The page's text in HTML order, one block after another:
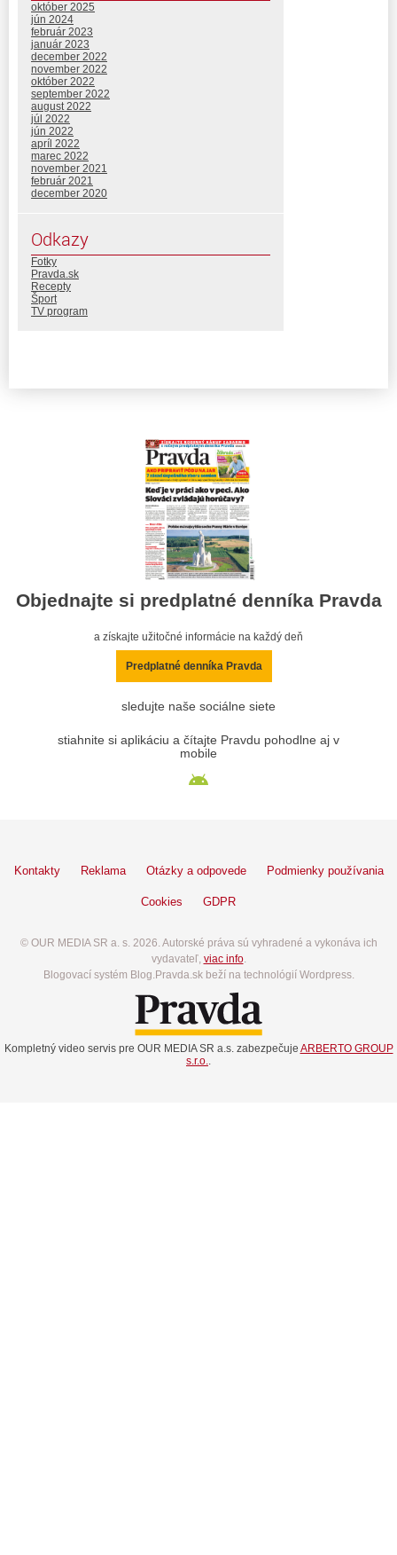
október 2025
jún 2024
február 2023
január 2023
december 2022
november 2022
október 2022
september 2022
august 2022
júl 2022
jún 2022
apríl 2022
marec 2022
november 2021
február 2021
december 2020
Odkazy
Fotky
Pravda.sk
Recepty
Šport
TV program
Objednajte si predplatné denníka Pravda
a získajte užitočné informácie na každý deň
Predplatné denníka Pravda
sledujte naše sociálne siete
stiahnite si aplikáciu a čítajte Pravdu pohodlne aj v
mobile
Kontakty Reklama Otázky a odpovede Podmienky používania
Cookies GDPR
© OUR MEDIA SR a. s. 2026. Autorské práva sú vyhradené a vykonáva ich
vydavateľ, viac info.
Blogovací systém Blog.Pravda.sk beží na technológií Wordpress.
Kompletný video servis pre OUR MEDIA SR a.s. zabezpečuje ARBERTO GROUP
s.r.o..